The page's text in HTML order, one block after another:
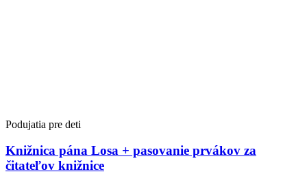
Podujatia pre deti
Knižnica pána Losa + pasovanie prvákov za
čitateľov knižnice